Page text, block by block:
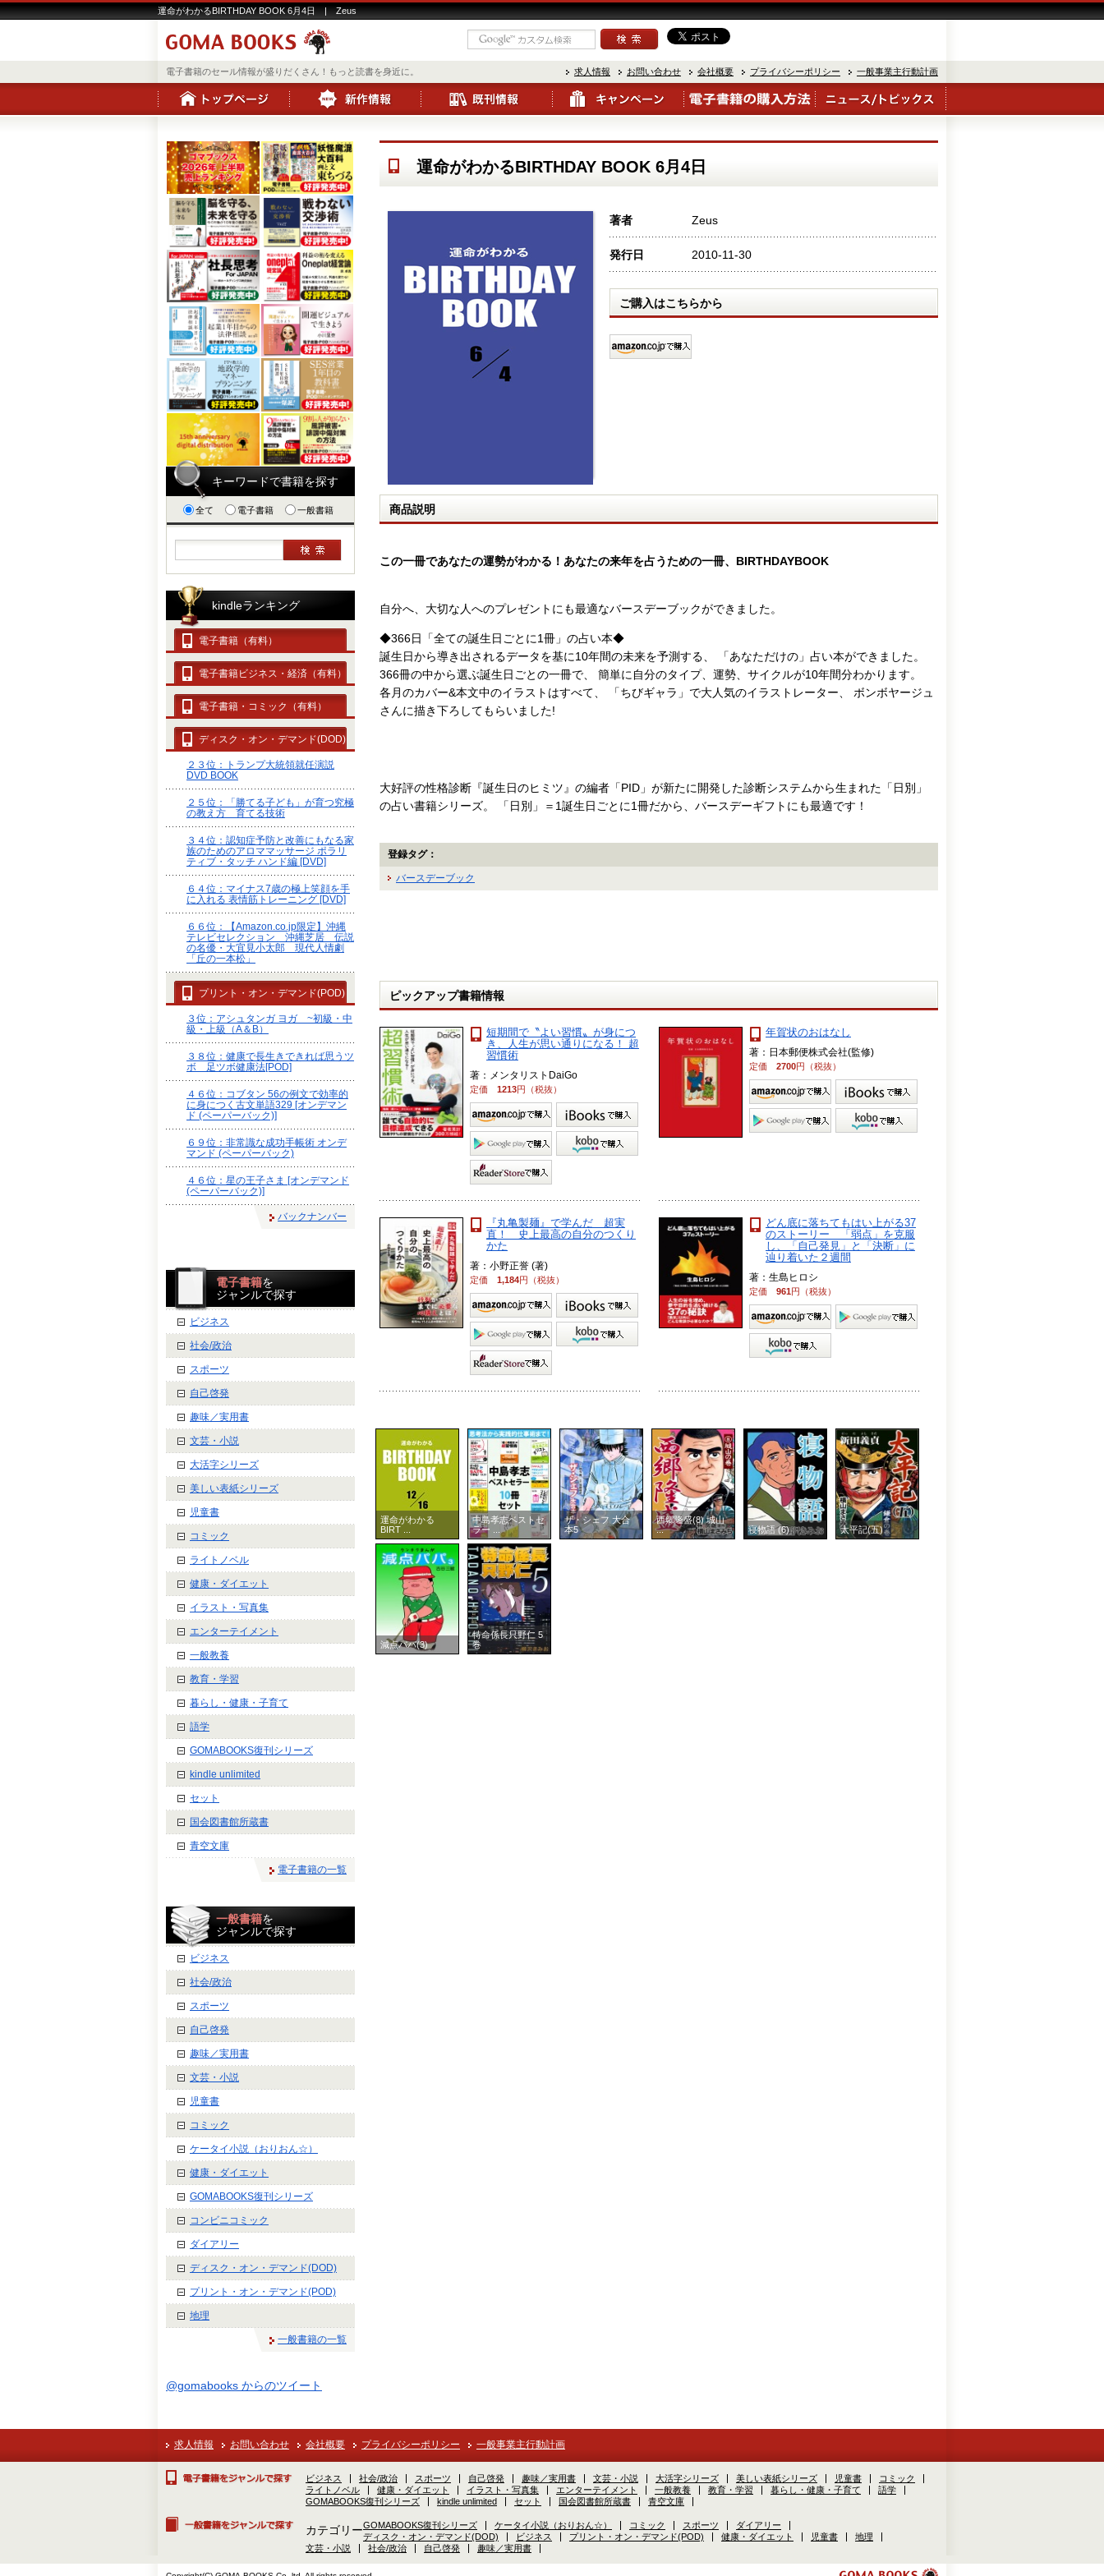
運命がわかるBIRTHDAY BOOK 6月4日 | Zeus
電子書籍のセール情報が盛りだくさん！もっと読書を身近に。 求人情報 お問い合わせ 会社概要 プライバシーポリシー 一般事業主行動計画
運命がわかるBIRTHDAY BOOK 6月4日
著者 Zeus
発行日 2010-11-30
ご購入はこちらから
商品説明
この一冊であなたの運勢がわかる！あなたの来年を占うための一冊、BIRTHDAYBOOK
自分へ、大切な人へのプレゼントにも最適なバースデーブックができました。
◆366日「全ての誕生日ごとに1冊」の占い本◆
誕生日から導き出されるデータを基に10年間の未来を予測する、 「あなただけの」占い本ができました。
366冊の中から選ぶ誕生日ごとの一冊で、 簡単に自分のタイプ、運勢、サイクルが10年間分わかります。
各月のカバー&本文中のイラストはすべて、 「ちびギャラ」で大人気のイラストレーター、 ボンボヤージュ
さんに描き下ろしてもらいました!
大好評の性格診断『誕生日のヒミツ』の編者「PID」が新たに開発した診断システムから生まれた「日別」
の占い書籍シリーズ。 「日別」＝1誕生日ごとに1冊だから、バースデーギフトにも最適です！
登録タグ：
バースデーブック
ピックアップ書籍情報
短期間で〝よい習慣〟が身につ
き、人生が思い通りになる！ 超
習慣術
著：メンタリストDaiGo
定価 1213円（税抜）
年賀状のおはなし
著：日本郵便株式会社(監修)
定価 2700円（税抜）
『丸亀製麺』で学んだ 超実
直！ 史上最高の自分のつくり
かた
著：小野正誉 (著)
定価 1,184円（税抜）
どん底に落ちてもはい上がる37
のストーリー 「弱点」を克服
し、「自己発見」と「決断」に
辿り着いた２週間
著：生島ヒロシ
定価 961円（税抜）
キーワードで書籍を探す
全て 電子書籍 一般書籍
kindleランキング
電子書籍（有料）
電子書籍ビジネス・経済（有料）
電子書籍・コミック（有料）
ディスク・オン・デマンド(DOD)
２３位：トランプ大統領就任演説
DVD BOOK
２５位：「勝てる子ども」が育つ究極
の教え方 育てる技術
３４位：認知症予防と改善にもなる家
族のためのアロママッサージ ポラリ
ティブ・タッチ ハンド編 [DVD]
６４位：マイナス7歳の極上笑顔を手
に入れる 表情筋トレーニング [DVD]
６６位：【Amazon.co.jp限定】沖縄
テレビセレクション 沖縄芝居 伝説
の名優・大宜見小太郎 現代人情劇
「丘の一本松」
プリント・オン・デマンド(POD)
３位：アシュタンガ ヨガ ~初級・中
級・上級（A＆B）
３８位：健康で長生きできれば思うツ
ボ 足ツボ健康法[POD]
４６位：コブタン 56の例文で効率的
に身につく古文単語329 [オンデマン
ド (ペーパーバック)]
６９位：非常識な成功手帳術 オンデ
マンド (ペーパーバック)
４６位：星の王子さま [オンデマンド
(ペーパーバック)]
バックナンバー
電子書籍を
ジャンルで探す
ビジネス
社会/政治
スポーツ
自己啓発
趣味／実用書
文芸・小説
大活字シリーズ
美しい表紙シリーズ
児童書
コミック
ライトノベル
健康・ダイエット
イラスト・写真集
エンターテイメント
一般教養
教育・学習
暮らし・健康・子育て
語学
GOMABOOKS復刊シリーズ
kindle unlimited
セット
国会図書館所蔵書
青空文庫
電子書籍の一覧
一般書籍を
ジャンルで探す
ビジネス
社会/政治
スポーツ
自己啓発
趣味／実用書
文芸・小説
児童書
コミック
ケータイ小説（おりおん☆）
健康・ダイエット
GOMABOOKS復刊シリーズ
コンビニコミック
ダイアリー
ディスク・オン・デマンド(DOD)
プリント・オン・デマンド(POD)
地理
一般書籍の一覧
@gomabooks からのツイート
運命がわかる
BIRT ...
中島孝志ベストセ
ラー ...
ザ・シェフ 大合
本5
西郷隆盛(8) 城山
...
寝物語 (6) 太平記(五)
減点パパ(3)
特命係長只野仁 5
巻
求人情報 お問い合わせ 会社概要 プライバシーポリシー 一般事業主行動計画
ビジネス 社会/政治 スポーツ 自己啓発 趣味／実用書 文芸・小説 大活字シリーズ 美しい表紙シリーズ 児童書
コミック
ライトノベル
健康・ダイエット イラスト・写真集 エンターテイメント 一般教養 教育・学習 暮らし・健康・子育て
語学
GOMABOOKS復刊シリーズ
kindle unlimited セット 国会図書館所蔵書 青空文庫
カテゴリーGOMABOOKS復刊シリーズ ケータイ小説（おりおん☆） コミック スポーツ
ダイアリー
ディスク・オン・デマンド(DOD)
ビジネス プリント・オン・デマンド(POD) 健康・ダイエット 児童書
地理
文芸・小説
社会/政治 自己啓発 趣味／実用書